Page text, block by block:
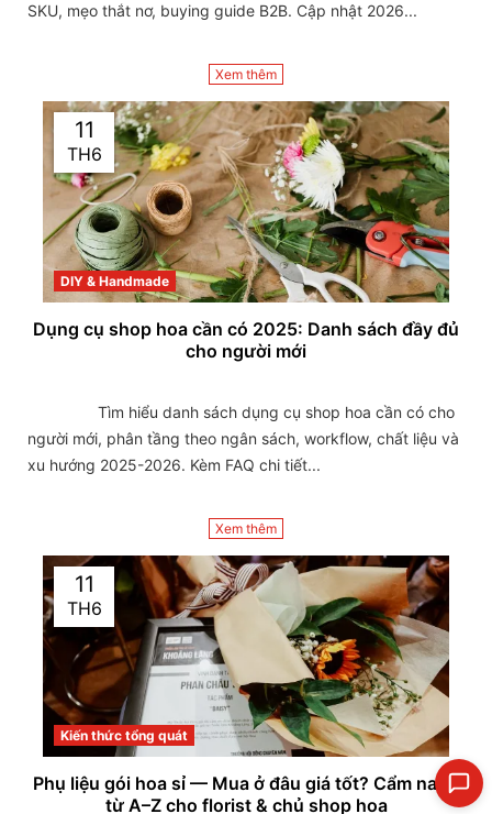
SKU, mẹo thắt nơ, buying guide B2B. Cập nhật 2026...
Xem thêm
11
TH6
DIY & Handmade
Dụng cụ shop hoa cần có 2025: Danh sách đầy đủ
cho người mới
người mới, phân tầng theo ngân sách, workflow, chất liệu và
xu hướng 2025-2026. Kèm FAQ chi tiết...
Xem thêm
11
TH6
Kiến thức tổng quát
Phụ liệu gói hoa sỉ — Mua ở đâu giá tốt? Cẩm nang
từ A–Z cho florist & chủ shop hoa